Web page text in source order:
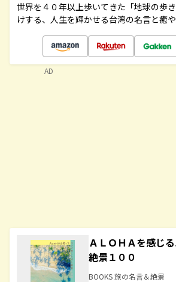
世界を４０年以上歩いてきた「地球の歩
けする、人生を輝かせる台湾の名言と癒
ＡＬＯＨＡを感じ
絶景１００
BOOKS 旅の名言＆絶景
AD